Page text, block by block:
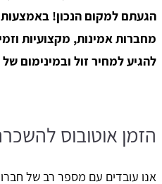
הגעתם למקום הנכון!
מחברות אמינות, מקצועיות
להגיע למחיר זול ובמינימום
הזמן אוטובוס
אנו עובדים עם מספר רב של